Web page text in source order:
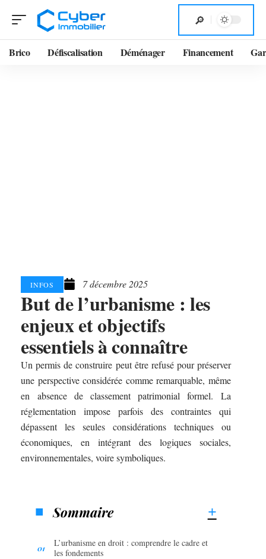
Brico Défiscalisation Déménager Financement
INFOS 7 décembre 2025
But de l’urbanisme : les
enjeux et objectifs
essentiels à connaître
Un permis de construire peut être refusé pour préserver
une perspective considérée comme remarquable, même
en absence de classement patrimonial formel. La
réglementation impose parfois des contraintes qui
dépassent les seules considérations techniques ou
économiques, en intégrant des logiques sociales,
environnementales, voire symboliques.
Sommaire
L’urbanisme en droit : comprendre le cadre et
les fondements